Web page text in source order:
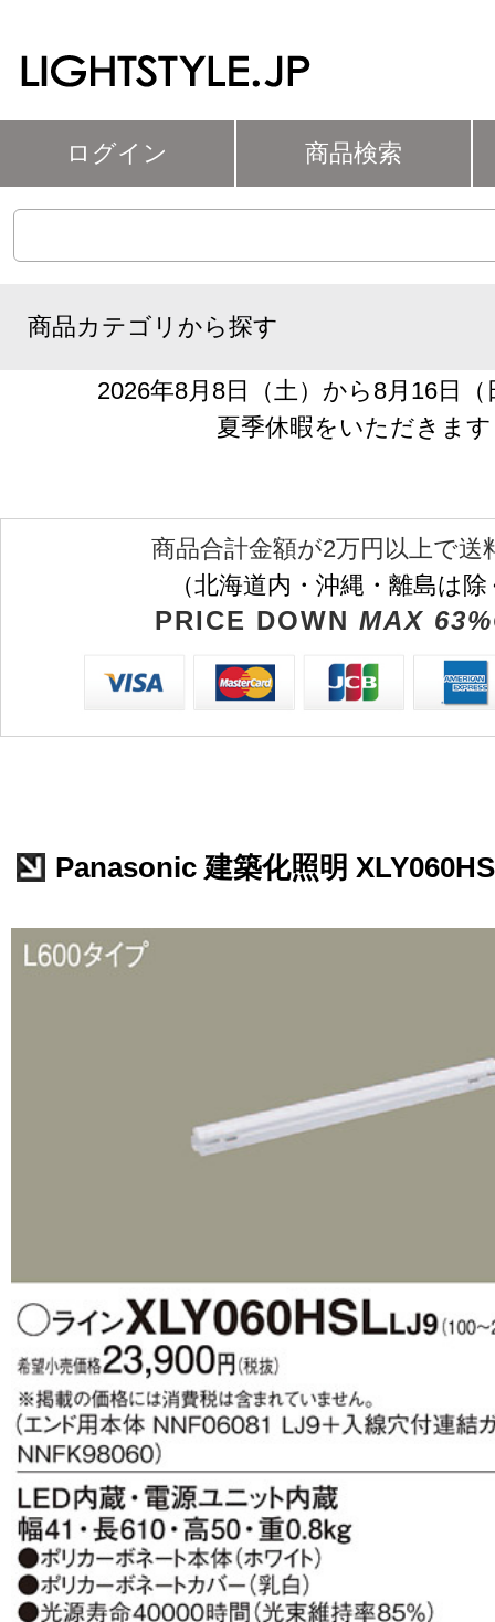
ログイン 商品検索
商品カテゴリから探す
2026年8月8日（土）から8月16日
夏季休暇をいただきます
商品合計金額が2万円以上で送
（北海道内・沖縄・離島は
PRICE DOWN MAX
Panasonic 建築化照明